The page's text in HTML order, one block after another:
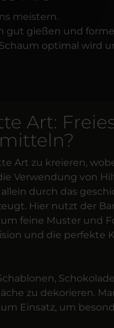
meistern.
gut gießen und
optimal wird
Art:
Art zu kreieren,
Verwendung von
durch das
Hier nutzt der
feine Muster und
und die perfekte
zu dekorieren.
Einsatz, um